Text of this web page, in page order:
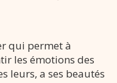
qui permet à
les émotions des
leurs, a ses beautés